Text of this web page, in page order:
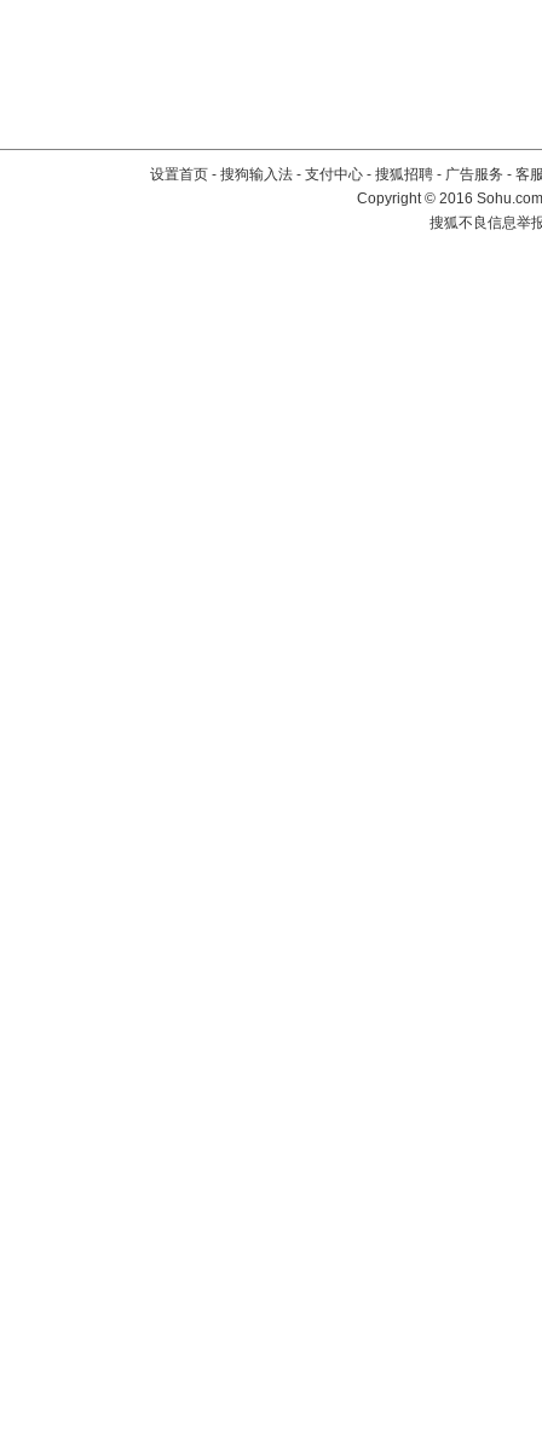
设置首页 - 搜狗输入法 - 支付中心 - 搜狐招聘 - 广告服务 - 客
Copyright©2016
搜狐不良信息举